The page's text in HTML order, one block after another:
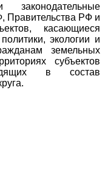
Правительства РФ и
касающиеся
экологии и
земельных
субъектов
в состав